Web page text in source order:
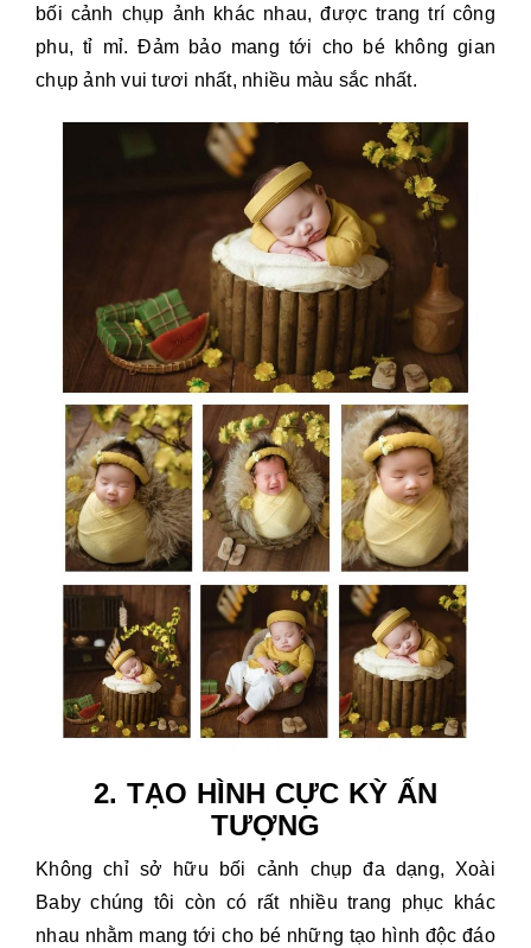
bối cảnh chụp ảnh khác nhau, được trang trí công
phu, tỉ mỉ. Đảm bảo mang tới cho bé không gian
chụp ảnh vui tươi nhất, nhiều màu sắc nhất.
2. TẠO HÌNH CỰC KỲ ẤN
TƯỢNG
Không chỉ sở hữu bối cảnh chụp đa dạng, Xoài
Baby chúng tôi còn có rất nhiều trang phục khác
nhau nhằm mang tới cho bé những tạo hình độc đáo